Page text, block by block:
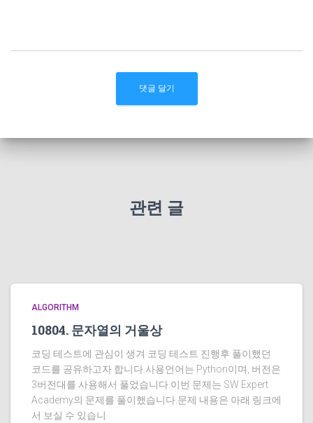
관련 글
ALGORITHM
10804. 문자열의 거울상
코딩 테스트에 관심이 생겨 코딩 테스트 진행후 풀이했던
코드를 공유하고자 합니다.사용언어는 Python이며, 버전은
3버전대를 사용해서 풀었습니다.이번 문제는 SW Expert
Academy의 문제를 풀이했습니다.문제 내용은 아래 링크에
서 보실 수 있습니